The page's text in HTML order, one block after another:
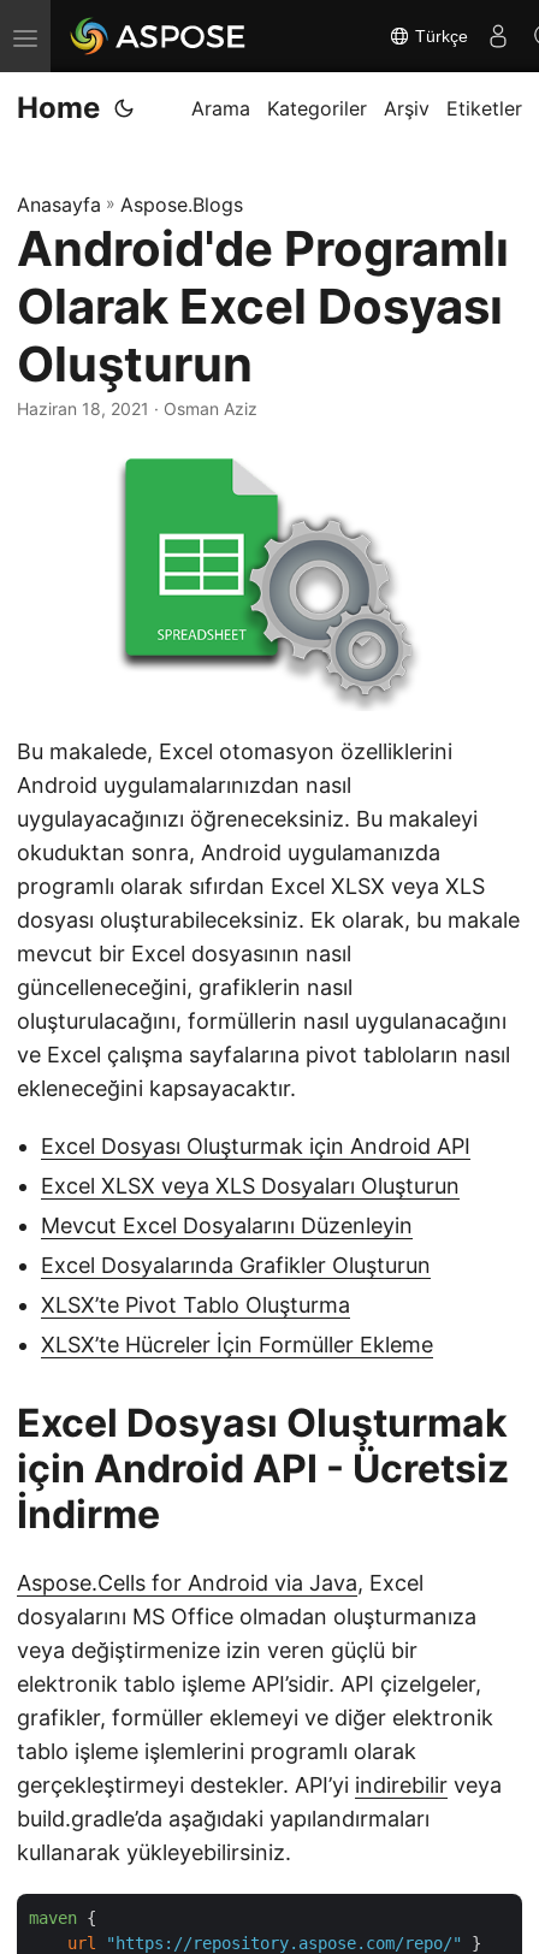
G
e
z
m
e
i
d
e
ğ
Türkçe
Home Arama Kategoriler Arşiv Etiketler
Anasayfa » Aspose.Blogs
Android'de Programlı
Olarak Excel Dosyası
Oluşturun
Haziran 18, 2021 · Osman Aziz
Bu makalede, Excel otomasyon özelliklerini
Android uygulamalarınızdan nasıl
uygulayacağınızı öğreneceksiniz. Bu makaleyi
okuduktan sonra, Android uygulamanızda
programlı olarak sıfırdan Excel XLSX veya XLS
dosyası oluşturabileceksiniz. Ek olarak, bu makale
mevcut bir Excel dosyasının nasıl
güncelleneceğini, grafiklerin nasıl
oluşturulacağını, formüllerin nasıl uygulanacağını
ve Excel çalışma sayfalarına pivot tabloların nasıl
ekleneceğini kapsayacaktır.
Excel Dosyası Oluşturmak için Android API
Excel XLSX veya XLS Dosyaları Oluşturun
Mevcut Excel Dosyalarını Düzenleyin
Excel Dosyalarında Grafikler Oluşturun
XLSX’te Pivot Tablo Oluşturma
XLSX’te Hücreler İçin Formüller Ekleme
Excel Dosyası Oluşturmak
için Android API - Ücretsiz
İndirme
Aspose.Cells for Android via Java, Excel
dosyalarını MS Office olmadan oluşturmanıza
veya değiştirmenize izin veren güçlü bir
elektronik tablo işleme API’sidir. API çizelgeler,
grafikler, formüller eklemeyi ve diğer elektronik
tablo işleme işlemlerini programlı olarak
gerçekleştirmeyi destekler. API’yi indirebilir veya
build.gradle’da aşağıdaki yapılandırmaları
kullanarak yükleyebilirsiniz.
maven {
url
"https://repository.aspose.com/repo/"